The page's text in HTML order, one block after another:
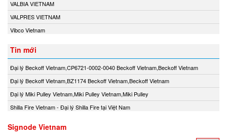
VALBIA VIETNAM
VALPRES VIETNAM
Vibco Vietnam
Tin mới
Đại lý Beckoff Vietnam,CP6721-0002-0040 Beckoff Vietnam,Beckoff Vietnam
Đại lý Beckoff Vietnam,BZ1174 Beckoff Vietnam,Beckoff Vietnam
Đại lý Miki Pulley Vietnam,Miki Pulley Vietnam,Miki Pulley
Shilla Fire Vietnam - Đại lý Shilla Fire tại Việt Nam
Signode Vietnam